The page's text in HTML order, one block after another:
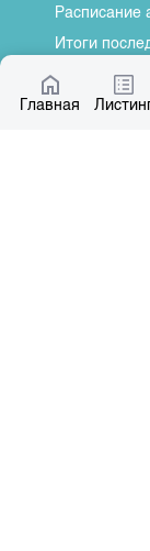
Главная
Расписание
Итоги
Котировки
Центр